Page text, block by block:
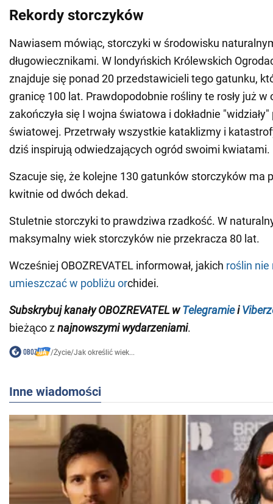
Rekordy storczyków
Nawiasem mówiąc, storczyki w środowisku
długowiecznikami. W londyńskich Królewskich
znajduje się ponad 20 przedstawicieli tego gatunku,
granicę 100 lat. Prawdopodobnie rośliny te rosły już w
zakończyła się I wojna światowa i dokładnie
światowej. Przetrwały wszystkie kataklizmy i
dziś inspirują odwiedzających ogród swoimi kwiatami.
Szacuje się, że kolejne 130 gatunków storczyków ma
kwitnie od dwóch dekad.
Stuletnie storczyki to prawdziwa rzadkość. W
maksymalny wiek storczyków nie przekracza 80 lat.
Wcześniej OBOZREVATEL informował, jakich roślin nie
umieszczać w pobliżu orchidei.
Subskrybuj kanały OBOZREVATEL w Telegramiei
bieżąco znajnowszymi wydarzeniami.
/Życie/Jak określić wiek...
Inne wiadomości